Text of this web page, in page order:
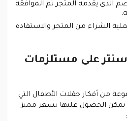
الذي يقدمه المتجر ثم الموافقة
الشراء من المتجر والاستفادة
على مستلزمات
من أفكار حفلات الأطفال التي
يمكن الحصول عليها بسعر مميز